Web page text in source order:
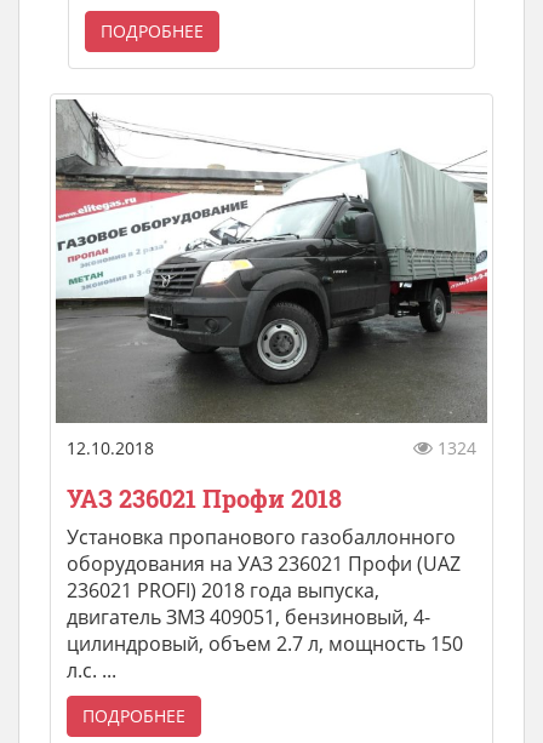
ПОДРОБНЕЕ
12.10.2018 1324
УАЗ 236021 Профи 2018
Установка пропанового газобаллонного
оборудования на УАЗ 236021 Профи (UAZ
236021 PROFI) 2018 года выпуска,
двигатель ЗМЗ 409051, бензиновый, 4-
цилиндровый, объем 2.7 л, мощность 150
л.с. ...
ПОДРОБНЕЕ